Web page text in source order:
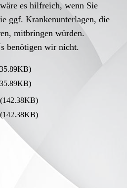
es hilfreich, wenn Sie
ggf. Krankenunterlagen, die
mitbringen würden.
benötigen wir nicht.